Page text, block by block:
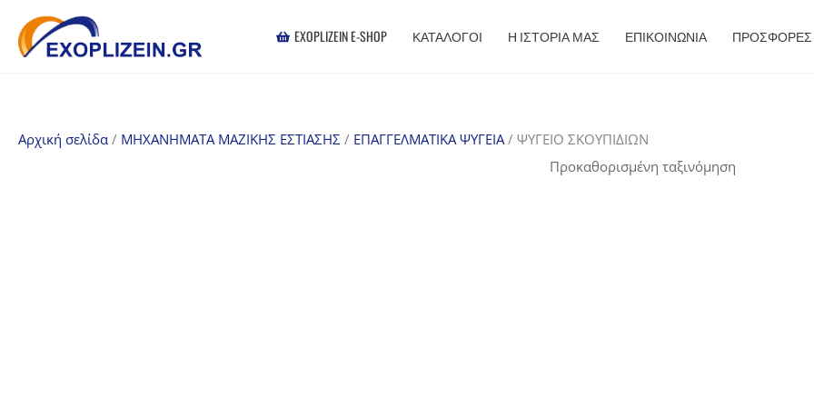
στο
περιεχόμενο
EXOPLIZEIN E-SHOP ΚΑΤΑΛΟΓΟΙ Η ΙΣΤΟΡΙΑ ΜΑΣ ΕΠΙΚΟΙΝΩΝΙΑ ΠΡΟΣΦΟΡΈΣ
Αρχική σελίδα / ΜΗΧΑΝΗΜΑΤΑ ΜΑΖΙΚΗΣ ΕΣΤΙΑΣΗΣ / ΕΠΑΓΓΕΛΜΑΤΙΚΑ ΨΥΓΕΙΑ/ ΨΥΓΕΙΟ ΣΚΟΥΠΙΔΙΩΝ